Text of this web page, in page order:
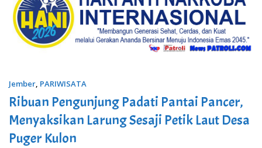
Jember, PARIWISATA
Ribuan Pengunjung Padati Pantai Pancer,
Menyaksikan Larung Sesaji Petik Laut Desa
Puger Kulon